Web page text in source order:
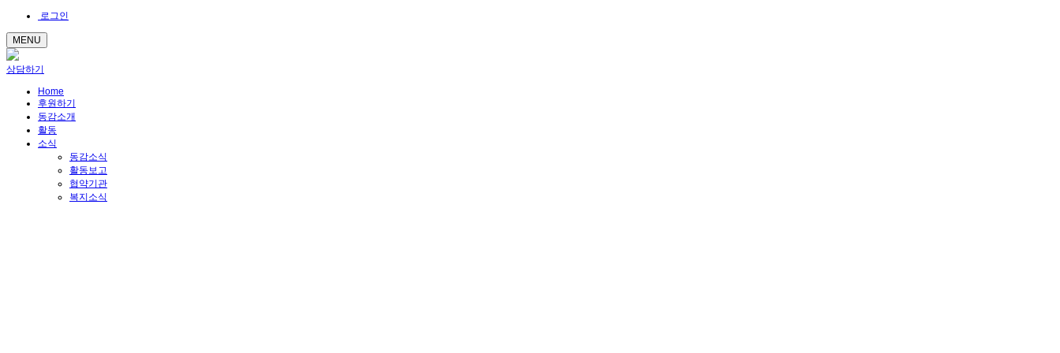
로그인
MENU
상담하기
Home
후원하기
동감소개
활동
소식
동감소식
활동보고
협약기관
복지소식